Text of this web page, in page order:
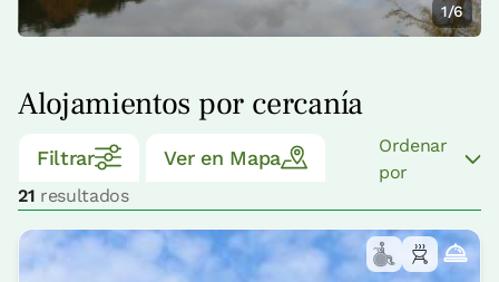
1/6
Alojamientos por cercanía
Filtrar Ver en Mapa
21 resultados
Ordenar
por